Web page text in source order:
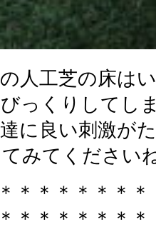
人工芝の床は
っくりしてし
に良い刺激が
みてください
＊＊＊＊＊＊
＊＊＊＊＊＊＊